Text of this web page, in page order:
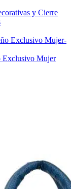
y Cierre
Exclusivo Mujer